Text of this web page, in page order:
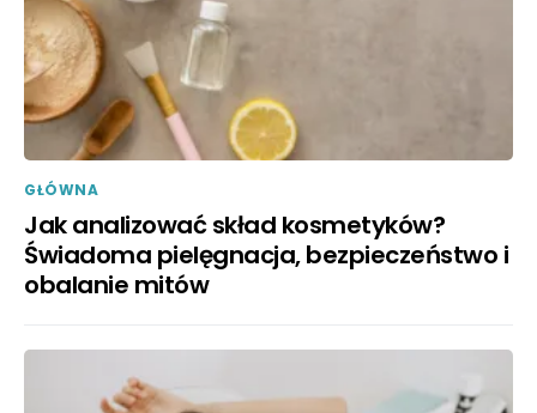
GŁÓWNA
Jak analizować skład kosmetyków?
Świadoma pielęgnacja, bezpieczeństwo i
obalanie mitów